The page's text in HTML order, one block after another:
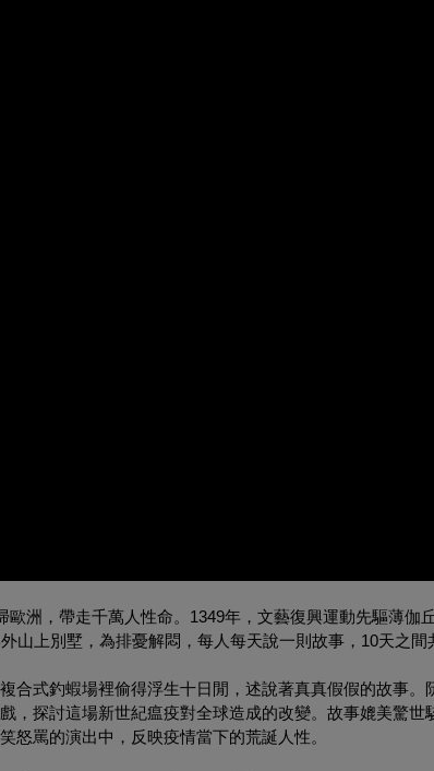
洲，帶走千萬人性命。1349年，文藝復興運動先驅薄伽
山上別墅，為排憂解悶，每人每天說一則故事，10天之間
合式釣蝦場裡偷得浮生十日閒，述說著真真假假的故事。
，探討這場新世紀瘟疫對全球造成的改變。故事媲美驚世
怒罵的演出中，反映疫情當下的荒誕人性。